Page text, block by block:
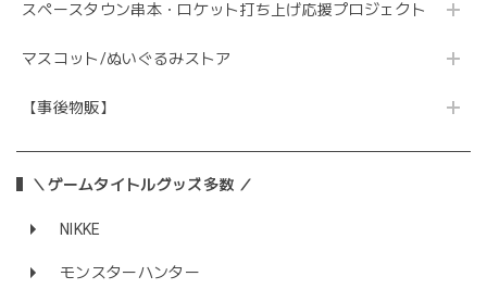
スペースタウン串本・ロケット打ち上げ応援プロジェクト
マスコット/ぬいぐるみストア
【事後物販】
＼ゲームタイトルグッズ多数 ／
NIKKE
モンスターハンター